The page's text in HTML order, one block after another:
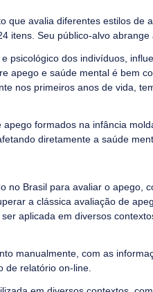
que avalia diferentes estilos de
itens. Seu público-alvo abrange
psicológico dos indivíduos,
apego e saúde mental é bem
nos primeiros anos de vida,
formados na infância
diretamente a saúde
no Brasil para avaliar o apego,
a clássica avaliação de
aplicada em diversos
manualmente, com as
de relatório on-line.